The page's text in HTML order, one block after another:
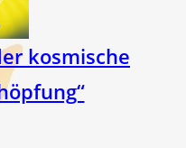
kosmische